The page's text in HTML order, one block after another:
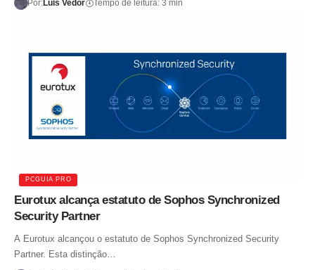
Por:Luis Vedor Tempo de leitura: 3 min
PCGUIA PRO
Eurotux alcança estatuto de Sophos Synchronized
Security Partner
A Eurotux alcançou o estatuto de Sophos Synchronized Security
Partner. Esta distinção…